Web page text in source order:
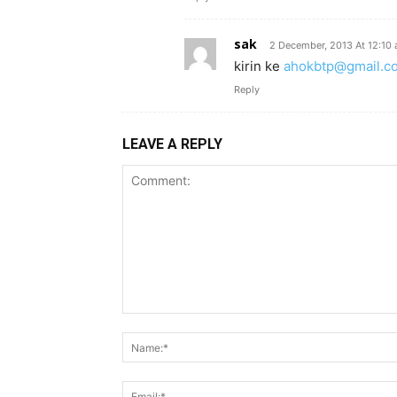
sak 2 December, 2013 At 12:10
kirin ke
Reply
LEAVE A REPLY